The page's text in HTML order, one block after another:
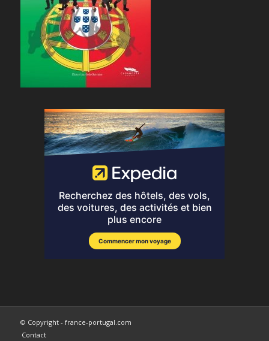
© Copyright - france-portugal.com
Contact